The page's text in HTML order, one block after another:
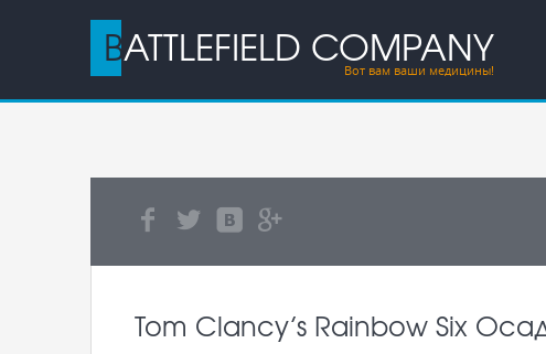
BATTLEFIELD COMPANY
Вот вам ваши медицины!
Tom Clancy’s Rainbow Six